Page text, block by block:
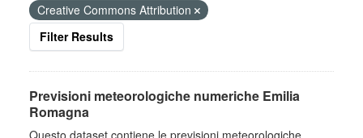
Creative Commons Attribution
Filter Results
Previsioni meteorologiche numeriche Emilia
Romagna
Questo dataset contiene le previsioni meteorologiche